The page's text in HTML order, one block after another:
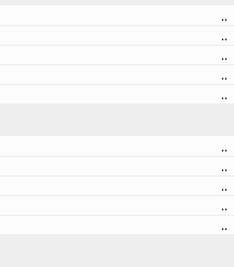
..
..
..
..
..
..
..
..
..
..